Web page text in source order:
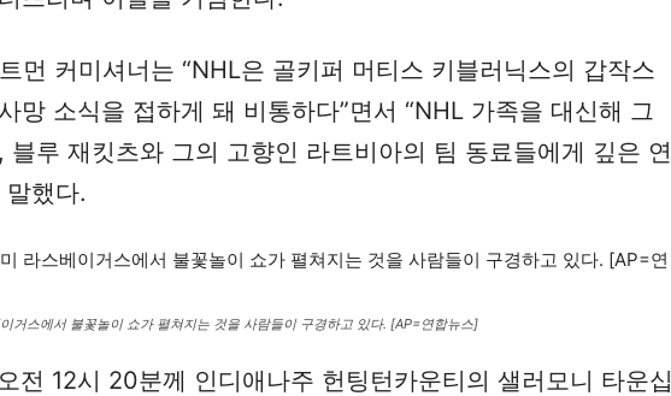
먼 커미셔너는 “NHL은 골키퍼 머티스 키블러닉스의 갑작스
망 소식을 접하게 돼 비통하다”면서 “NHL 가족을 대신해 그
블루 재킷츠와 그의 고향인 라트비아의 팀 동료들에게 깊은 연
말했다.
거스에서 불꽃놀이 쇼가 펼쳐지는 것을 사람들이 구경하고 있다. [AP=연합뉴스]
전 12시 20분께 인디애나주 헌팅턴카운티의 샐러모니 타운십